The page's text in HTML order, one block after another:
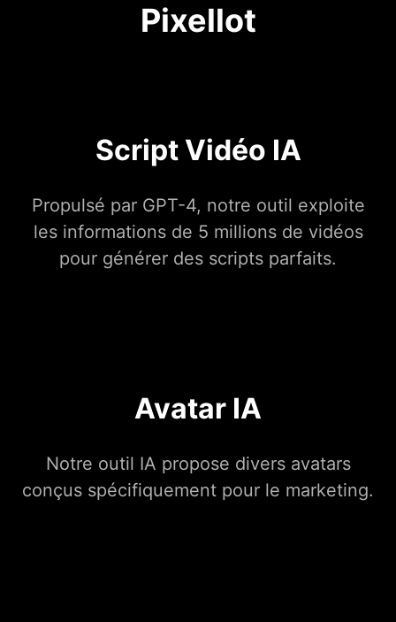
Pixellot
Script Vidéo IA
Propulsé par GPT-4, notre outil exploite
les informations de 5 millions de vidéos
pour générer des scripts parfaits.
Avatar IA
Notre outil IA propose divers avatars
conçus spécifiquement pour le marketing.